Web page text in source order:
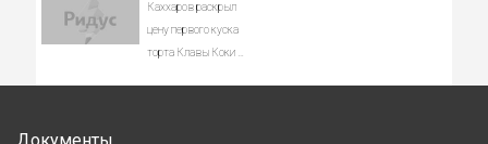
Каххаров раскрыл
цену первого куска
торта Клавы Коки и